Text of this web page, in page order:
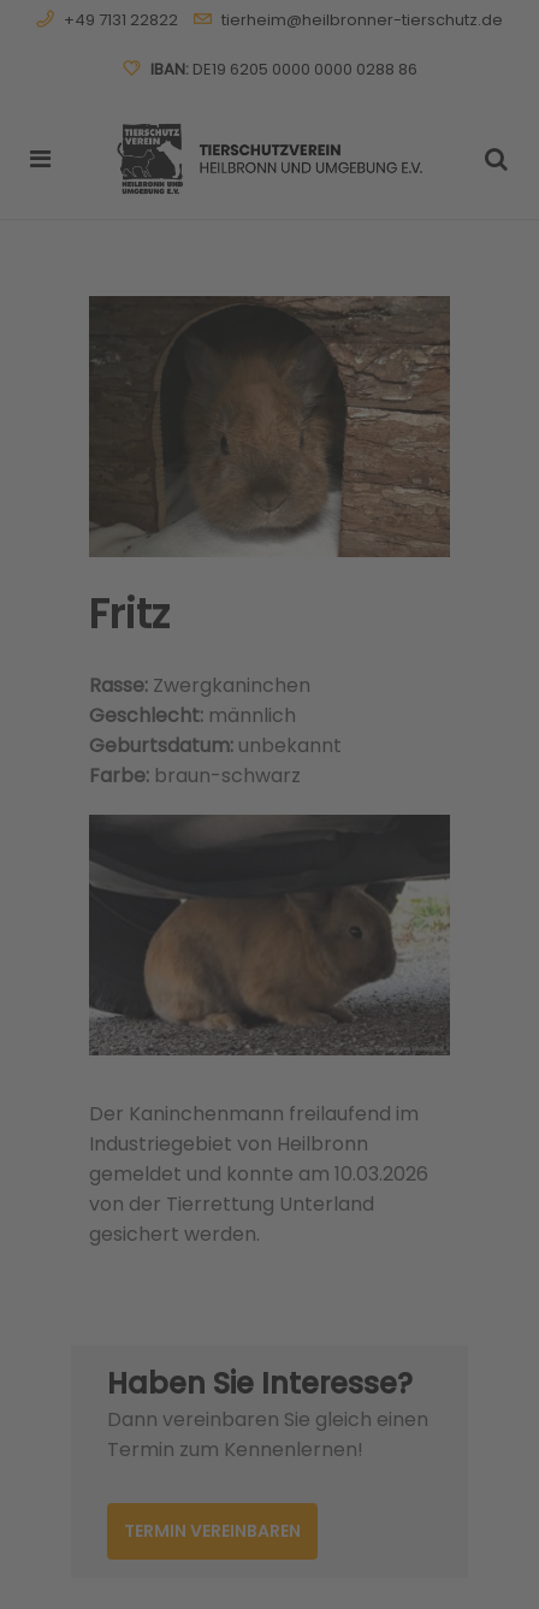
+49 7131 22822 tierheim@heilbronner-tierschutz.de
IBAN:DE19 6205 0000 0000 0288 86
Fritz
Rasse: Zwergkaninchen
Geschlecht: männlich
Geburtsdatum: unbekannt
Farbe: braun-schwarz
Der Kaninchenmann freilaufend im
Industriegebiet von Heilbronn
gemeldet und konnte am 10.03.2026
von der Tierrettung Unterland
gesichert werden.
Haben Sie Interesse?
Dann vereinbaren Sie gleich einen
Termin zum Kennenlernen!
TERMIN VEREINBAREN